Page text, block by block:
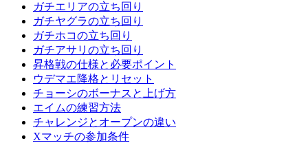
ガチエリアの立ち回り
ガチヤグラの立ち回り
ガチホコの立ち回り
ガチアサリの立ち回り
昇格戦の仕様と必要ポイント
ウデマエ降格とリセット
チョーシのボーナスと上げ方
エイムの練習方法
チャレンジとオープンの違い
Xマッチの参加条件